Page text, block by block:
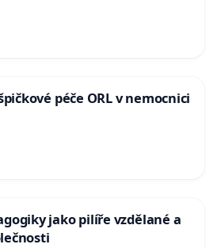
péče ORL v nemocnici
jako pilíře vzdělané a